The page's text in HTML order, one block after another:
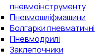
пневмоінструменту
Пневмошліфмашини
Болгарки пневматичні
Пневмодрилі
Заклепочники